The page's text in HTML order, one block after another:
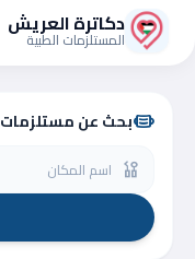
دكاترة العريش
المستلزمات الطبية
medical_maskبحث عن مستلزمات
oral_disease